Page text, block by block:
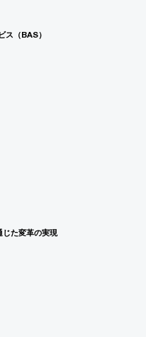
ス（BAS）
変革の実現